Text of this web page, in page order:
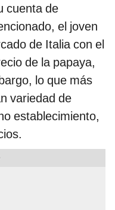
cuenta de
el joven
de Italia con el
de la papaya,
lo que más
variedad de
establecimiento,